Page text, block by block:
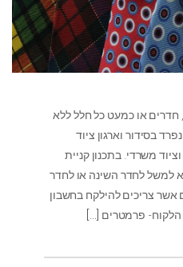
חדרים או כמעט כל חלל ללא
בסידור וארגון ציוד
משרדי. בתכנון קניית
למשל לחדר השינה או לחדר
צריכים להילקח בחשבון
הלקוח- פרמטרים […]